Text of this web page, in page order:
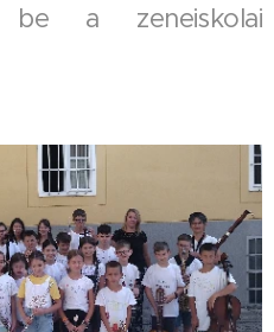
be a zeneiskolai